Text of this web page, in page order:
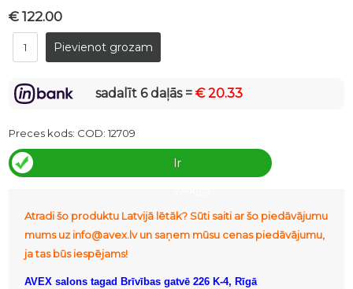
€ 122.00
sadalīt 6 daļās =€ 20.33
Preces kods: COD: 12709
Ir
Atradi šo produktu Latvijā lētāk? Sūti saiti ar šo piedāvājumu
mums uz info@avex.lv un saņem mūsu cenas piedāvājumu,
ja tas būs iespējams!
AVEX salons tagad Brīvības gatvē 226 K-4, Rīgā